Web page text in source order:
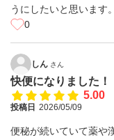
うにしたいと思います。
0
しん さん
快便になりました！
5.00
投稿日 2026/05/09
便秘が続いていて薬や